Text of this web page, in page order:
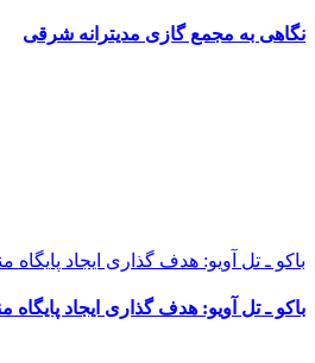
نگاهی به مجمع گازی مدیترانه شرقی
باکو ـ تل آویو: هدف گذاری ایجاد
باکو ـ تل آویو: هدف گذاری ایجاد